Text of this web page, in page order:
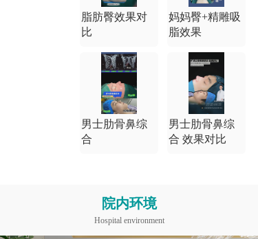
脂肪臀效果对
比
妈妈臀+精雕吸
脂效果
男士肋骨鼻综
合
男士肋骨鼻综
合 效果对比
院内环境
Hospital environment